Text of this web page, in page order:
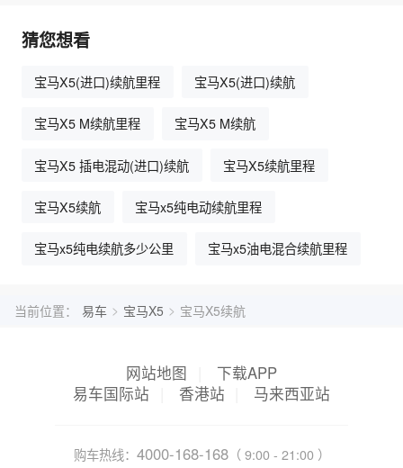
猜您想看
宝马X5(进口)续航里程 宝马X5(进口)续航
宝马X5 M续航里程 宝马X5 M续航
宝马X5 插电混动(进口)续航 宝马X5续航里程
宝马X5续航 宝马x5纯电动续航里程
宝马x5纯电续航多少公里 宝马x5油电混合续航里程
当前位置： 易车 > 宝马X5 > 宝马X5续航
网站地图
下载APP
易车国际站
香港站 马来西亚站
购车热线： 4000-168-168（ 9:00 - 21:00 ）